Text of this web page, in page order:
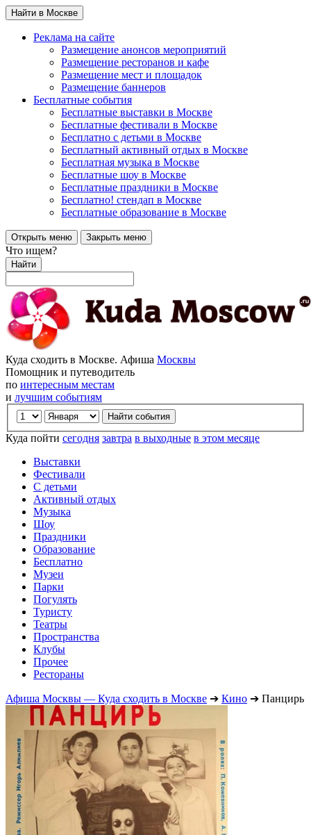
Найти в Москве
Реклама на сайте
Размещение анонсов мероприятий
Размещение ресторанов и кафе
Размещение мест и площадок
Размещение баннеров
Бесплатные события
Бесплатные выставки в Москве
Бесплатные фестивали в Москве
Бесплатно с детьми в Москве
Бесплатный активный отдых в Москве
Бесплатная музыка в Москве
Бесплатные шоу в Москве
Бесплатные праздники в Москве
Бесплатно! стендап в Москве
Бесплатные образование в Москве
Открыть меню Закрыть меню
Что ищем?
Найти
Куда сходить в Москве. Афиша Москвы
Помощник и путеводитель
по интересным местам
и лучшим событиям
Куда пойти сегодня завтра в выходные в этом месяце
Выставки
Фестивали
С детьми
Активный отдых
Музыка
Шоу
Праздники
Образование
Бесплатно
Музеи
Парки
Погулять
Туристу
Театры
Пространства
Клубы
Прочее
Рестораны
Афиша Москвы — Куда сходить в Москве ➔ Кино ➔ Панцирь